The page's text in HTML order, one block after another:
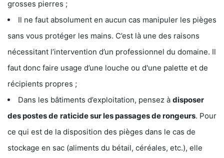
grosses pierres ;
Il ne faut absolument en aucun cas manipuler les pièges
sans vous protéger les mains. C’est là une des raisons
nécessitant l’intervention d’un professionnel du domaine. Il
faut donc faire usage d’une louche ou d'une palette et de
récipients propres ;
Dans les bâtiments d’exploitation, pensez à disposer
des postes de raticide sur les passages de rongeurs. Pour
ce qui est de la disposition des pièges dans le cas de
stockage en sac (aliments du bétail, céréales, etc.), elle